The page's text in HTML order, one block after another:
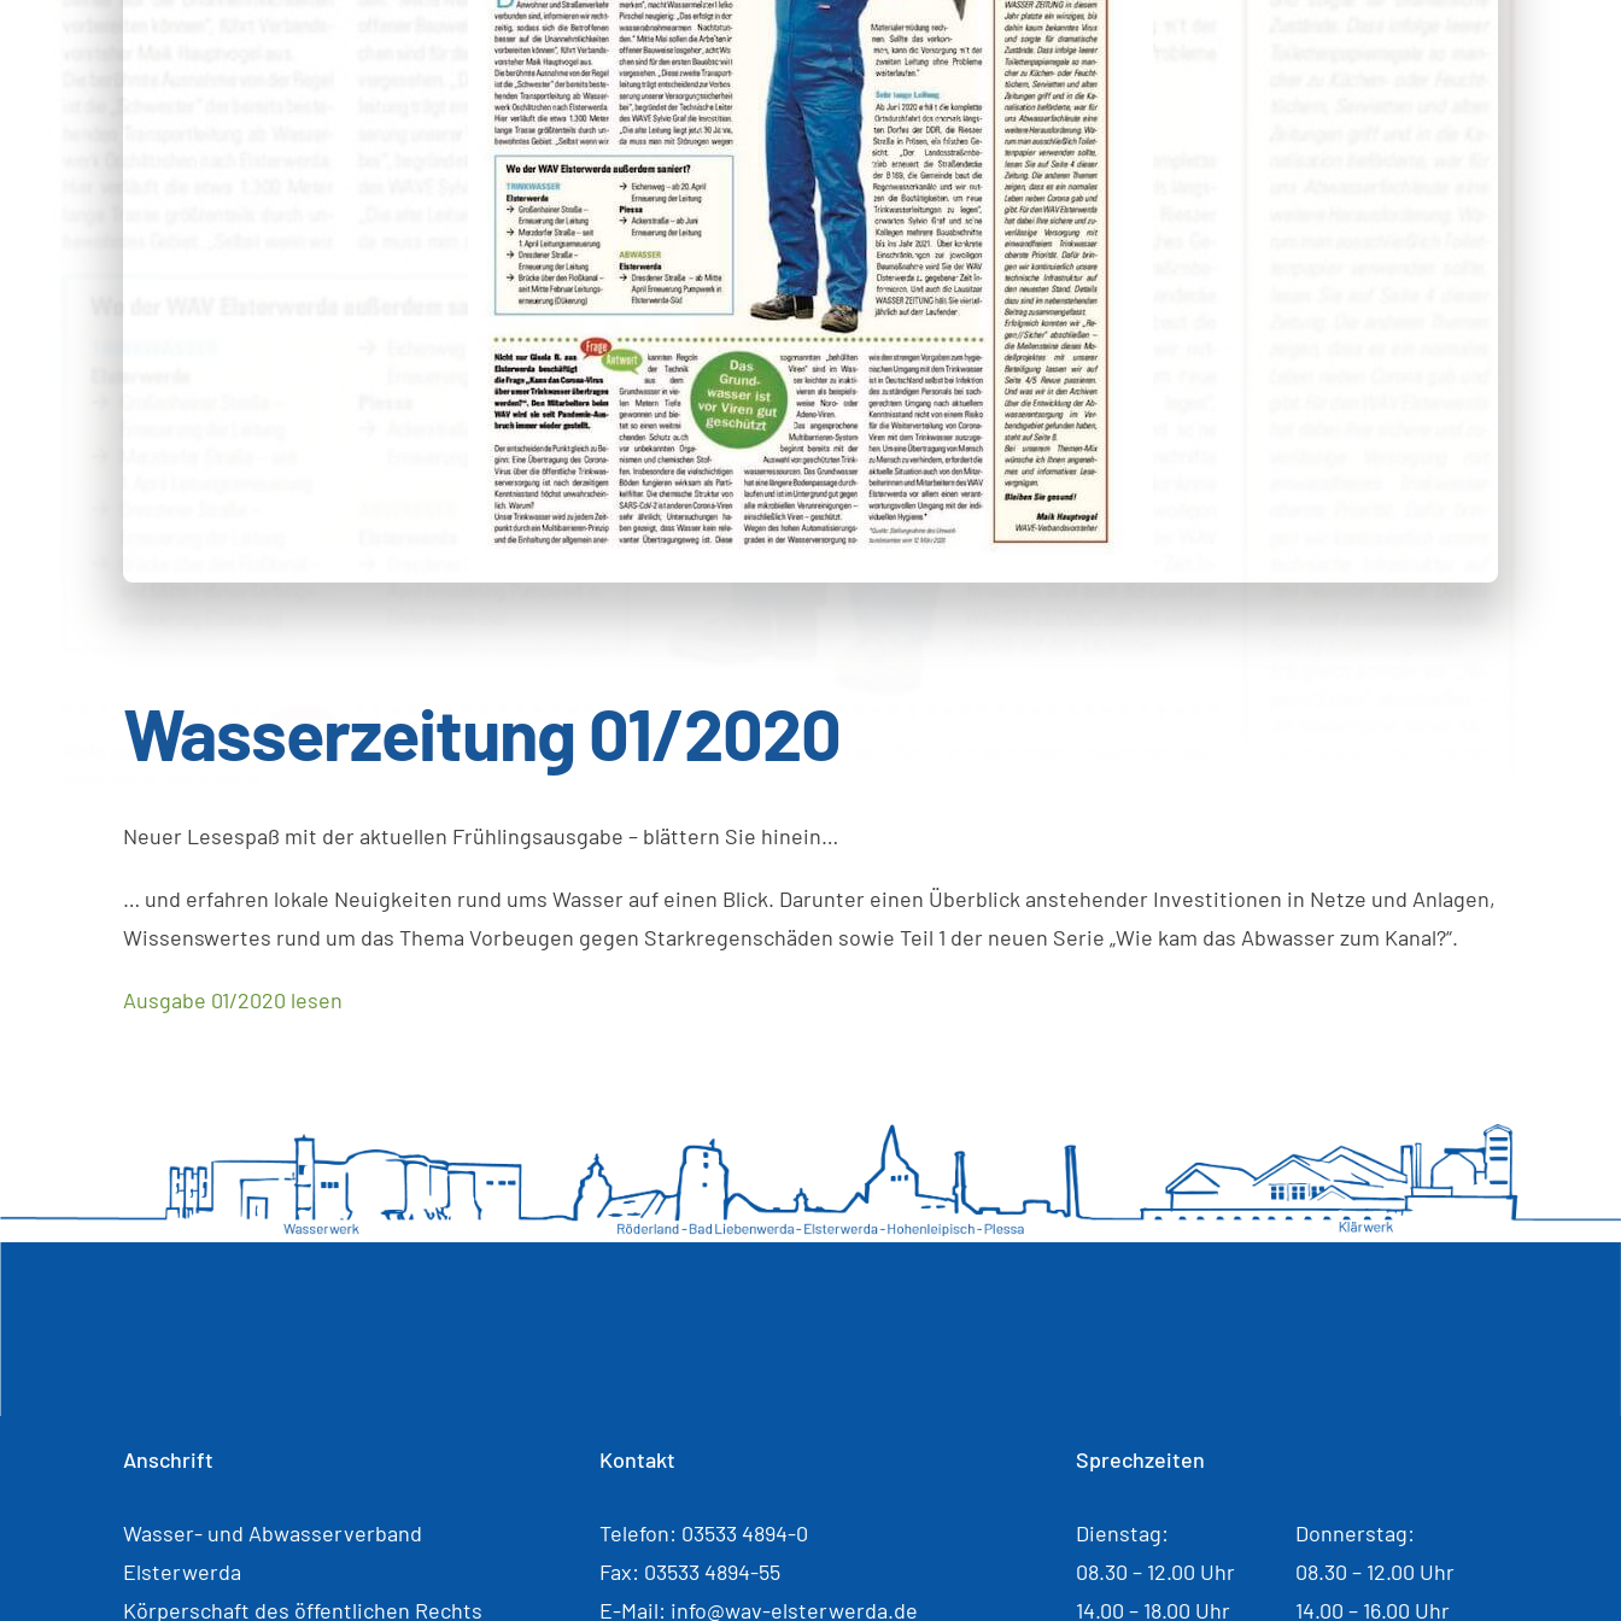
Wasserzeitung 01/2020
Neuer Lesespaß mit der aktuellen Frühlingsausgabe – blättern Sie hinein…
… und erfahren lokale Neuigkeiten rund ums Wasser auf einen Blick. Darunter einen Überblick anstehender Investitionen in Netze und Anlagen,
Wissenswertes rund um das Thema Vorbeugen gegen Starkregenschäden sowie Teil 1 der neuen Serie „Wie kam das Abwasser zum Kanal?“.
Ausgabe 01/2020 lesen
Anschrift
Wasser- und Abwasserverband
Elsterwerda
Körperschaft des öffentlichen Rechts
Kontakt
Telefon: 03533 4894-0
Fax: 03533 4894-55
E-Mail: info@wav-elsterwerda.de
Sprechzeiten
Dienstag:
08.30 – 12.00 Uhr
14.00 – 18.00 Uhr
Donnerstag:
08.30 – 12.00 Uhr
14.00 – 16.00 Uhr